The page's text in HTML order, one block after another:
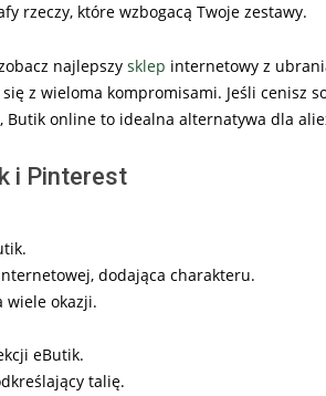
rzeczy, które wzbogacą Twoje zestawy.
najlepszy sklep internetowy z
z wieloma kompromisami. Jeśli cenisz
online to idealna alternatywa dla
i Pinterest
dodająca charakteru.
wiele okazji.
eButik.
talię.